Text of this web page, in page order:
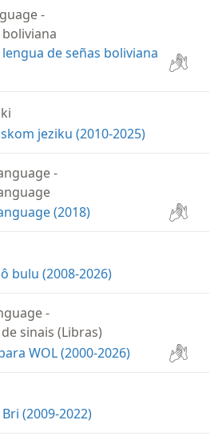
-
de señas boliviana
jeziku (2010-2025)
-
(2018)
bulu (2008-2026)
-
sinais (Libras)
WOL (2000-2026)
(2009-2022)